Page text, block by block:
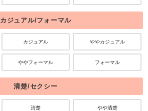
カジュアル/フォーマル
カジュアル ややカジュアル
ややフォーマル フォーマル
清楚/セクシー
清楚 やや清楚